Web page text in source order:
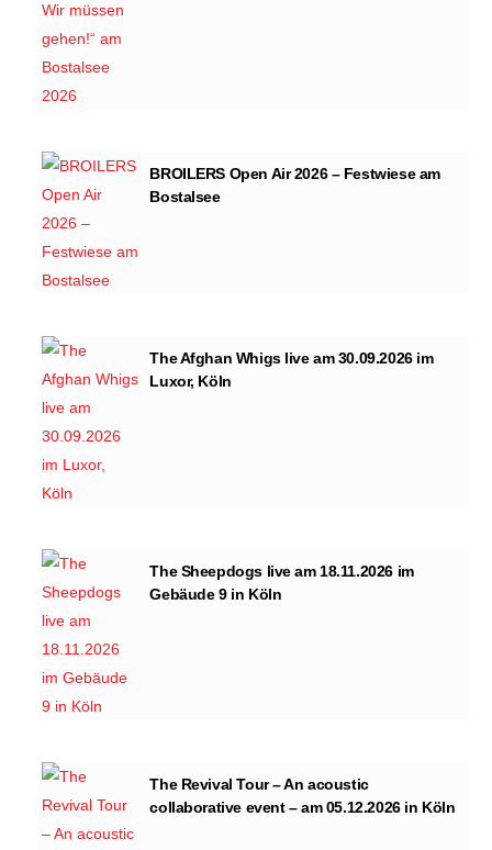
BROILERS Open Air 2026 – Festwiese am
Bostalsee
The Afghan Whigs live am 30.09.2026 im
Luxor, Köln
The Sheepdogs live am 18.11.2026 im
Gebäude 9 in Köln
The Revival Tour – An acoustic
collaborative event – am 05.12.2026 in Köln